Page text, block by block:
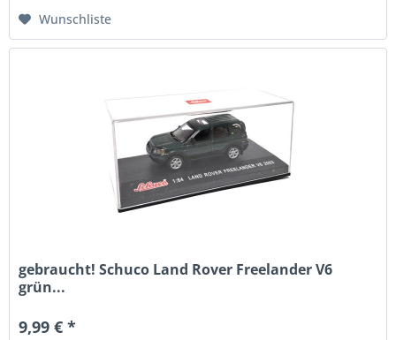
Wunschliste
gebraucht! Schuco Land Rover Freelander V6
grün...
9,99 € *